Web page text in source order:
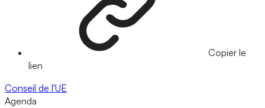
Copier le
lien
Conseil de l'UE
Agenda